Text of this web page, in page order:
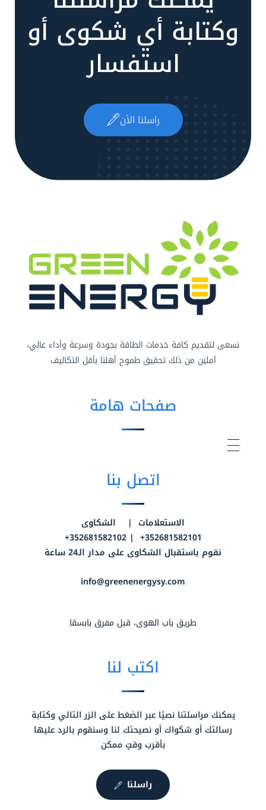
وكتابة أي شكوى أو
استفسار
راسلنا الآن
نسعى لتقديم كافة خدمات الطاقة بجودة وسرعة وأداء عالي،
آملين من ذلك تحقيق طموح أهلنا بأقل التكاليف
صفحات هامة
اتصل بنا
الاستعلامات | الشكاوى
352681582101+ | 352681582102+
نقوم باستقبال الشكاوى على مدار الـ24 ساعة
info@greenenergysy.com
طريق باب الهوى، قبل مفرق بابسقا
اكتب لنا
يمكنك مراسلتنا نصيًا عبر الضغط على الزر التالي وكتابة
رسالتك أو شكواك أو نصيحتك لنا وسنقوم بالرد عليها
بأقرب وقتٍ ممكن
راسلنا